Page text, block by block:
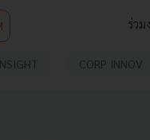
ร่วม
CORP INNOV